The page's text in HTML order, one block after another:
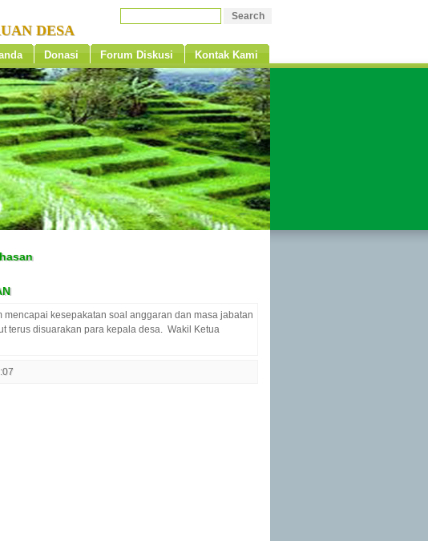
DESA
Donasi Forum Diskusi Kontak Kami
kesepakatan soal anggaran dan masa jabatan
terus disuarakan para kepala desa. Wakil Ketua